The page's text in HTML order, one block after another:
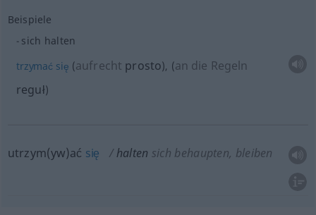
Beispiele
sich halten
trzymać się (aufrecht prosto), (an die Regeln
reguł)
utrzym(yw)ać się halten sich behaupten, bleiben